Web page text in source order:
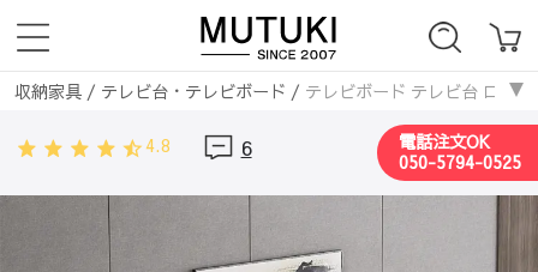
収納家具/ テレビ台・テレビボード / テレビボード テレビ台 ロー
4.8 6
電話注文OK
050-5794-0525